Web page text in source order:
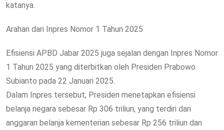
katanya.
Arahan dari Inpres Nomor 1 Tahun 2025
Efisiensi APBD Jabar 2025 juga sejalan dengan Inpres Nomor
1 Tahun 2025 yang diterbitkan oleh Presiden Prabowo
Subianto pada 22 Januari 2025.
Dalam Inpres tersebut, Presiden menetapkan efisiensi
belanja negara sebesar Rp 306 triliun, yang terdiri dari
anggaran belanja kementerian sebesar Rp 256 triliun dan